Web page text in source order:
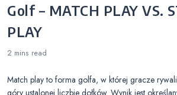
Golf – MATCH PLAY VS.
PLAY
2 mins read
Match play to forma golfa, w której gracze
góry ustalonej liczbie dołków. Wynik jest